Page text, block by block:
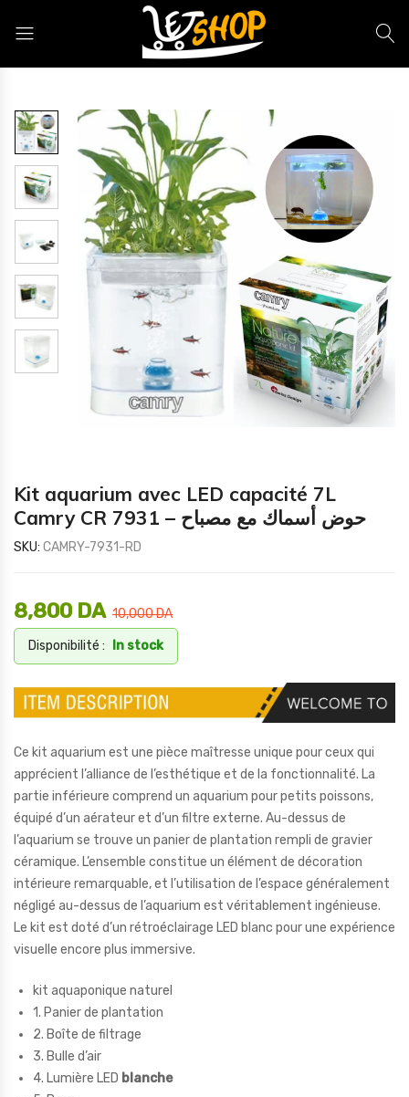
Kit aquarium avec LED capacité 7L
Camry CR 7931 – حوض أسماك مع مصباح
SKU: CAMRY-7931-RD
10,000DA
8,800 DA
Disponibilité : In stock
Ce kit aquarium est une pièce maîtresse unique pour ceux qui
apprécient l’alliance de l’esthétique et de la fonctionnalité. La
partie inférieure comprend un aquarium pour petits poissons,
équipé d’un aérateur et d’un filtre externe. Au-dessus de
l’aquarium se trouve un panier de plantation rempli de gravier
céramique. L’ensemble constitue un élément de décoration
intérieure remarquable, et l’utilisation de l’espace généralement
négligé au-dessus de l’aquarium est véritablement ingénieuse.
Le kit est doté d’un rétroéclairage LED blanc pour une expérience
visuelle encore plus immersive.
kit aquaponique naturel
1. Panier de plantation
2. Boîte de filtrage
3. Bulle d’air
4. Lumière LED blanche